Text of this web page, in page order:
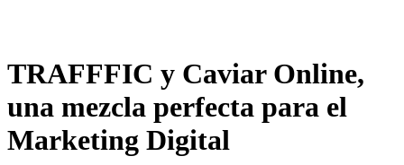
TRAFFFIC y Caviar Online,
una mezcla perfecta para el
Marketing Digital